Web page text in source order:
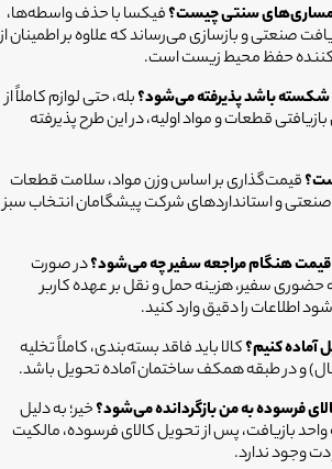
سنتی چیست؟فیکسا با حذف واسطه‌ها،
صنعتی و بازسازی می‌رساند که علاوه بر اطمینان از
حفظ محیط زیست است.
شکسته باشد پذیرفته می‌شود؟بله، حتی لوازم کاملاً از
بازیافتی قطعات و مواد اولیه، در این طرح پذیرفته
قیمت‌گذاری بر اساس وزن مواد، سلامت قطعات
و استانداردهای شرکت پیشگامان انتخاب سبز
هنگام مراجعه سفیر چه می‌شود؟در صورت
حضوری سفیر، هزینه حمل و نقل بر عهده کاربر
اطلاعات را دقیق وارد کنید.
آماده کنیم؟کالا باید فاقد بسته‌بندی، کاملاً تخلیه
و در طبقه همکف ساختمان آماده تحویل باشد.
فرسوده به من بازگردانده می‌شود؟خیر؛ به دلیل
واحد بازیافت، پس از تحویل کالای فرسوده، مالکیت
وجود ندارد.